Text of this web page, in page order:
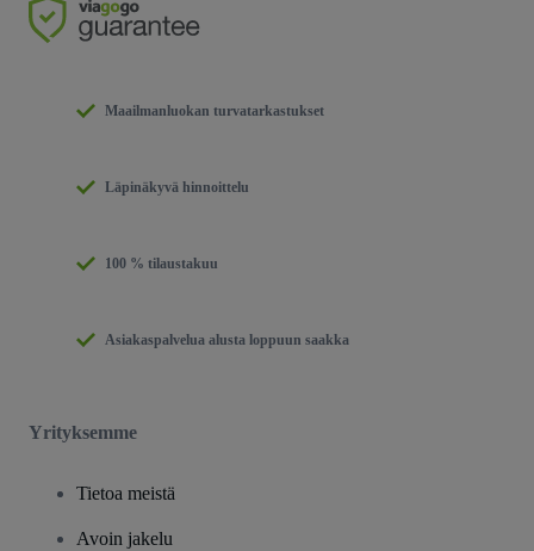
Maailmanluokan turvatarkastukset
Läpinäkyvä hinnoittelu
100 % tilaustakuu
Asiakaspalvelua alusta loppuun saakka
Yrityksemme
Tietoa meistä
Avoin jakelu